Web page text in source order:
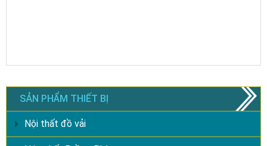
SẢN PHẨM THIẾT BỊ
Nội thất đồ vải